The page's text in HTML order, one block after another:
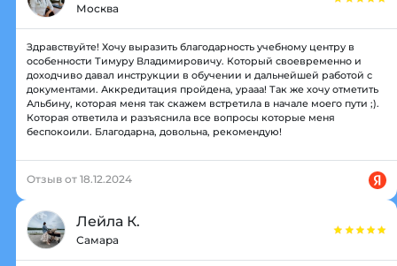
Москва
Здравствуйте! Хочу выразить благодарность учебному центру в
особенности Тимуру Владимировичу. Который своевременно и
доходчиво давал инструкции в обучении и дальнейшей работой с
документами. Аккредитация пройдена, урааа! Так же хочу отметить
Альбину, которая меня так скажем встретила в начале моего пути ;).
Которая ответила и разъяснила все вопросы которые меня
беспокоили. Благодарна, довольна, рекомендую!
Отзыв от 18.12.2024
Лейла К.
Самара